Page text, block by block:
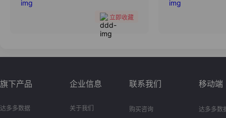
立即收藏
旗下产品
达多多数据
企业信息
关于我们
联系我们
购买咨询
移动端
达多多数